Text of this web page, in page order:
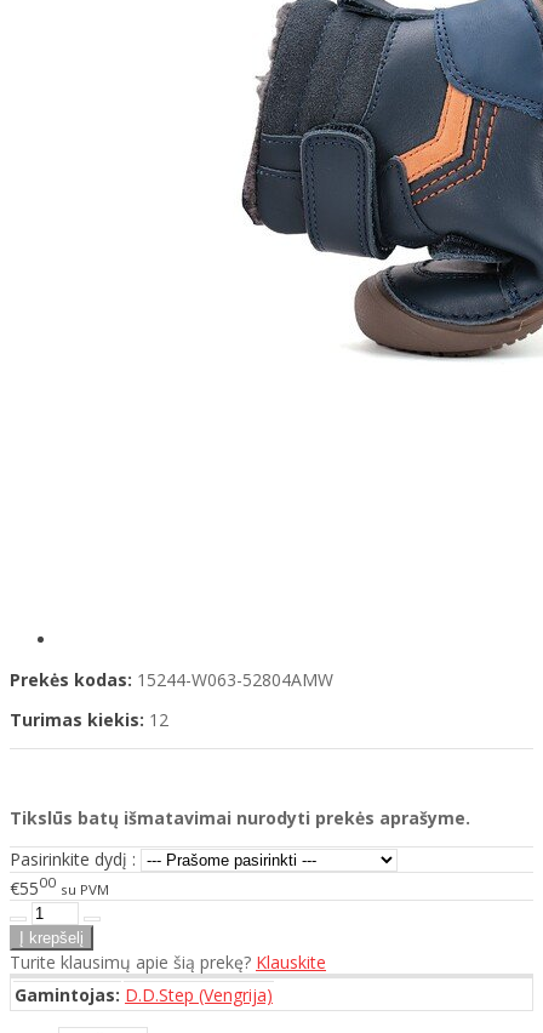
Prekės kodas: 15244-W063-52804AMW
Turimas kiekis: 12
Tikslūs batų išmatavimai nurodyti prekės aprašyme.
Pasirinkite dydį :
€5500 su PVM
Turite klausimų apie šią prekę? Klauskite
Gamintojas: D.D.Step (Vengrija)